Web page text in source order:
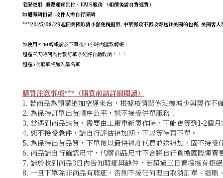
宅配使用: 順豐運費到付、EMS服務 （報價後需自費運費）
如遇海關扣留, 收件人需自行清關
***2025/08/29起因美國取消小額免稅優惠, 中華郵政不再收寄送往美國的包裹, 美國客
如使用ATM轉帳請於下單後24小時內匯款轉帳，
超過三天時間為付款訂單系統將自動取消！！！
超過5次棄單將加入黑名單
購買注意事項***（購買前請詳細閱讀）
1. 若商品為預購追加空運來台，根據疫情關係班機減少與製作
2. 為保持訂單出貨順序公平，恕不接受併單服務！
3. 當遇到商品缺貨，需要由工廠重新製作時，可能會等到1-2個
4. 恕不接受急件，請自行評估追加期 ，可以等待再下單。
5. 為保持出貨品質，下單後以最快速度代買並送追加，固不接
6. 商品請自行確認尺寸，代購商品尺寸不合將自行負擔國際運費
7. 請於收到商品3日內告知瑕疵與缺件，若超過三日賣場擁有拒
8. 一旦下單除非商品有瑕疵，否則不接任何理由取消訂單、退